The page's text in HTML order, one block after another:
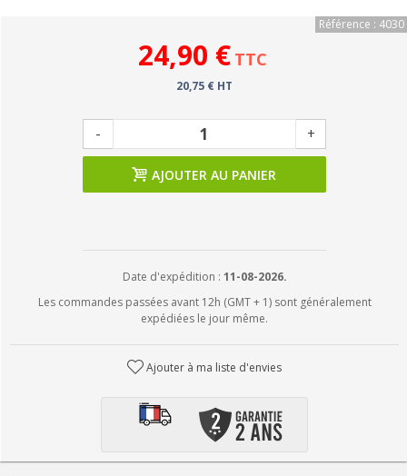
Référence : 4030
24,90 € TTC
20,75 € HT
- +
AJOUTER AU PANIER
Date d'expédition : 11-08-2026.
Les commandes passées avant 12h (GMT + 1) sont généralement
expédiées le jour même.
Ajouter à ma liste d'envies